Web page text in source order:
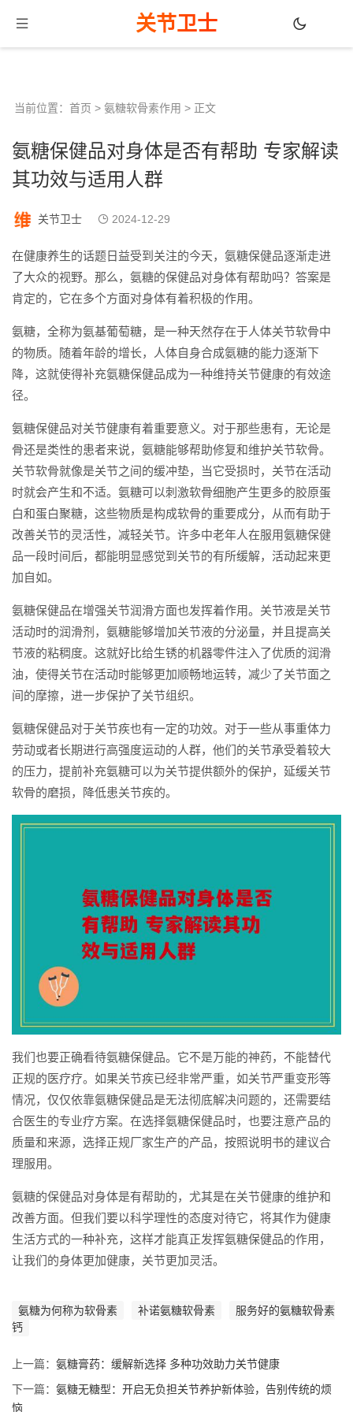
关节卫士
当前位置： 首页 > 氨糖软骨素作用 > 正文
氨糖保健品对身体是否有帮助 专家解读
其功效与适用人群
关节卫士 2024-12-29
在健康养生的话题日益受到关注的今天，氨糖保健品逐渐走进
了大众的视野。那么，氨糖的保健品对身体有帮助吗？答案是
肯定的，它在多个方面对身体有着积极的作用。
氨糖，全称为氨基葡萄糖，是一种天然存在于人体关节软骨中
的物质。随着年龄的增长，人体自身合成氨糖的能力逐渐下
降，这就使得补充氨糖保健品成为一种维持关节健康的有效途
径。
氨糖保健品对关节健康有着重要意义。对于那些患有，无论是
骨还是类性的患者来说，氨糖能够帮助修复和维护关节软骨。
关节软骨就像是关节之间的缓冲垫，当它受损时，关节在活动
时就会产生和不适。氨糖可以刺激软骨细胞产生更多的胶原蛋
白和蛋白聚糖，这些物质是构成软骨的重要成分，从而有助于
改善关节的灵活性，减轻关节。许多中老年人在服用氨糖保健
品一段时间后，都能明显感觉到关节的有所缓解，活动起来更
加自如。
氨糖保健品在增强关节润滑方面也发挥着作用。关节液是关节
活动时的润滑剂，氨糖能够增加关节液的分泌量，并且提高关
节液的粘稠度。这就好比给生锈的机器零件注入了优质的润滑
油，使得关节在活动时能够更加顺畅地运转，减少了关节面之
间的摩擦，进一步保护了关节组织。
氨糖保健品对于关节疾也有一定的功效。对于一些从事重体力
劳动或者长期进行高强度运动的人群，他们的关节承受着较大
的压力，提前补充氨糖可以为关节提供额外的保护，延缓关节
软骨的磨损，降低患关节疾的。
我们也要正确看待氨糖保健品。它不是万能的神药，不能替代
正规的医疗疗。如果关节疾已经非常严重，如关节严重变形等
情况，仅仅依靠氨糖保健品是无法彻底解决问题的，还需要结
合医生的专业疗方案。在选择氨糖保健品时，也要注意产品的
质量和来源，选择正规厂家生产的产品，按照说明书的建议合
理服用。
氨糖的保健品对身体是有帮助的，尤其是在关节健康的维护和
改善方面。但我们要以科学理性的态度对待它，将其作为健康
生活方式的一种补充，这样才能真正发挥氨糖保健品的作用，
让我们的身体更加健康，关节更加灵活。
氨糖为何称为软骨素 补诺氨糖软骨素
服务好的氨糖软骨素
钙
上一篇： 氨糖膏药：缓解新选择 多种功效助力关节健康
下一篇： 氨糖无糖型：开启无负担关节养护新体验，告别传统的烦
恼